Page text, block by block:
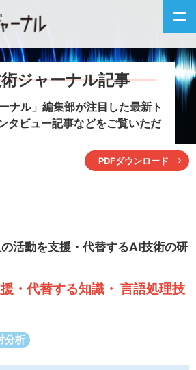
新着情報
イベントカレンダー
ジャーナル記事
ナル」編集部が注目した最新ト
タビュー記事などをご覧いただ
PDFダウンロード
活動を支援・代替するAI技術の研
・代替する知識・ 言語処理技
分析